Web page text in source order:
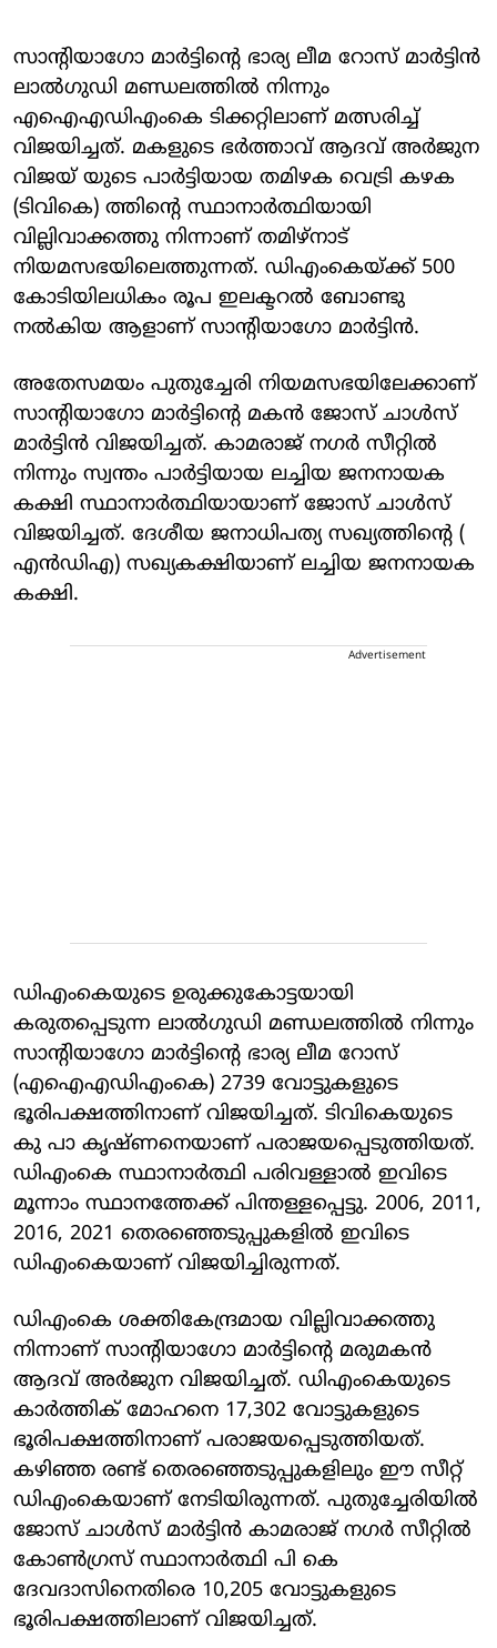
സാന്റിയാഗോ മാര്‍ട്ടിന്റെ ഭാര്യ ലീമ റോസ് മാര്‍ട്ടിന്‍
ലാല്‍ഗുഡി മണ്ഡലത്തില്‍ നിന്നും
എഐഎഡിഎംകെ ടിക്കറ്റിലാണ് മത്സരിച്ച്
വിജയിച്ചത്. മകളുടെ ഭര്‍ത്താവ് ആദവ് അര്‍ജുന
വിജയ് യുടെ പാര്‍ട്ടിയായ തമിഴക വെട്രി കഴക
(ടിവികെ) ത്തിന്റെ സ്ഥാനാര്‍ത്ഥിയായി
വില്ലിവാക്കത്തു നിന്നാണ് തമിഴ്‌നാട്
നിയമസഭയിലെത്തുന്നത്. ഡിഎംകെയ്ക്ക് 500
കോടിയിലധികം രൂപ ഇലക്ടറല്‍ ബോണ്ടു
നല്‍കിയ ആളാണ് സാന്റിയാഗോ മാര്‍ട്ടിന്‍.
അതേസമയം പുതുച്ചേരി നിയമസഭയിലേക്കാണ്
സാന്റിയാഗോ മാര്‍ട്ടിന്റെ മകന്‍ ജോസ് ചാള്‍സ്
മാര്‍ട്ടിന്‍ വിജയിച്ചത്. കാമരാജ് നഗര്‍ സീറ്റില്‍
നിന്നും സ്വന്തം പാര്‍ട്ടിയായ ലച്ചിയ ജനനായക
കക്ഷി സ്ഥാനാര്‍ത്ഥിയായാണ് ജോസ് ചാള്‍സ്
വിജയിച്ചത്. ദേശീയ ജനാധിപത്യ സഖ്യത്തിന്റെ (
എന്‍ഡിഎ) സഖ്യകക്ഷിയാണ് ലച്ചിയ ജനനായക
കക്ഷി.
Advertisement
ഡിഎംകെയുടെ ഉരുക്കുകോട്ടയായി
കരുതപ്പെടുന്ന ലാല്‍ഗുഡി മണ്ഡലത്തില്‍ നിന്നും
സാന്റിയാഗോ മാര്‍ട്ടിന്റെ ഭാര്യ ലീമ റോസ്
(എഐഎഡിഎംകെ) 2739 വോട്ടുകളുടെ
ഭൂരിപക്ഷത്തിനാണ് വിജയിച്ചത്. ടിവികെയുടെ
കു പാ കൃഷ്ണനെയാണ് പരാജയപ്പെടുത്തിയത്.
ഡിഎംകെ സ്ഥാനാര്‍ത്ഥി പരിവള്ളാല്‍ ഇവിടെ
മൂന്നാം സ്ഥാനത്തേക്ക് പിന്തള്ളപ്പെട്ടു. 2006, 2011,
2016, 2021 തെരഞ്ഞെടുപ്പുകളില്‍ ഇവിടെ
ഡിഎംകെയാണ് വിജയിച്ചിരുന്നത്.
ഡിഎംകെ ശക്തികേന്ദ്രമായ വില്ലിവാക്കത്തു
നിന്നാണ് സാന്റിയാഗോ മാര്‍ട്ടിന്റെ മരുമകന്‍
ആദവ് അര്‍ജുന വിജയിച്ചത്. ഡിഎംകെയുടെ
കാര്‍ത്തിക് മോഹനെ 17,302 വോട്ടുകളുടെ
ഭൂരിപക്ഷത്തിനാണ് പരാജയപ്പെടുത്തിയത്.
കഴിഞ്ഞ രണ്ട് തെരഞ്ഞെടുപ്പുകളിലും ഈ സീറ്റ്
ഡിഎംകെയാണ് നേടിയിരുന്നത്. പുതുച്ചേരിയില്‍
ജോസ് ചാള്‍സ് മാര്‍ട്ടിന്‍ കാമരാജ് നഗര്‍ സീറ്റില്‍
കോണ്‍ഗ്രസ് സ്ഥാനാര്‍ത്ഥി പി കെ
ദേവദാസിനെതിരെ 10,205 വോട്ടുകളുടെ
ഭൂരിപക്ഷത്തിലാണ് വിജയിച്ചത്.